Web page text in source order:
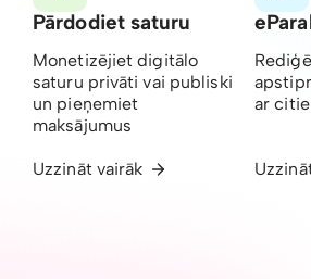
Pārdodiet saturu
Monetizējiet digitālo
saturu privāti vai publiski
un pieņemiet
maksājumus
Uzzināt vairāk
ar